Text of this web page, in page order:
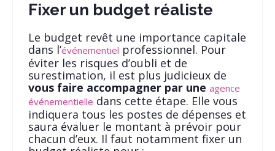
Fixer un budget réaliste
Le budget revêt une importance capitale
dans l’événementiel professionnel. Pour
éviter les risques d’oubli et de
surestimation, il est plus judicieux de
vous faire accompagner par une agence
événementielle dans cette étape. Elle vous
indiquera tous les postes de dépenses et
saura évaluer le montant à prévoir pour
chacun d’eux. Il faut notamment fixer un